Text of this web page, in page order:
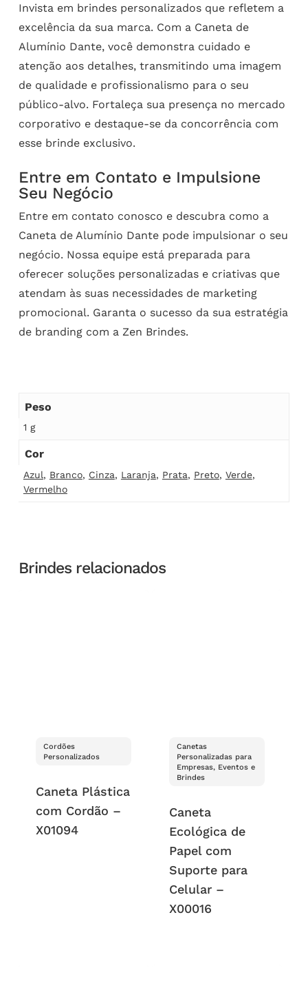
Invista em brindes personalizados que refletem a
excelência da sua marca. Com a Caneta de
Alumínio Dante, você demonstra cuidado e
atenção aos detalhes, transmitindo uma imagem
de qualidade e profissionalismo para o seu
público-alvo. Fortaleça sua presença no mercado
corporativo e destaque-se da concorrência com
esse brinde exclusivo.
Entre em Contato e Impulsione
Seu Negócio
Entre em contato conosco e descubra como a
Caneta de Alumínio Dante pode impulsionar o seu
negócio. Nossa equipe está preparada para
oferecer soluções personalizadas e criativas que
atendam às suas necessidades de marketing
promocional. Garanta o sucesso da sua estratégia
de branding com a Zen Brindes.
Peso
1 g
Cor
Azul, Branco, Cinza, Laranja, Prata, Preto, Verde,
Vermelho
Brindes relacionados
Cordões
Personalizados
Caneta Plástica
com Cordão –
X01094
Canetas
Personalizadas para
Empresas, Eventos e
Brindes
Caneta
Ecológica de
Papel com
Suporte para
Celular –
X00016